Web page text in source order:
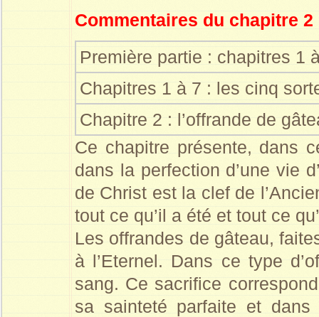
Commentaires du chapitre 2
Première partie : chapitres 1
Chapitres 1 à 7 : les cinq
Chapitre 2 : l’offrande de
Ce chapitre présente, dans
dans la perfection d’une vie
de Christ est la clef de
tout ce qu’il a été et tout ce
Les offrandes de gâteau,
à l’Eternel. Dans ce type
sang. Ce sacrifice
sa sainteté parfaite et